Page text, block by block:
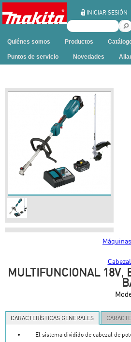
INICIAR SESIÓN
B
s
a
e
e
s
t
i
Máquinas
MULTIFUNCIONAL 18V,
CARACTERÍSTICAS GENERALES
El sistema dividido de cabezal de
Quiénes somos Productos
Puntos de servicio Novedades